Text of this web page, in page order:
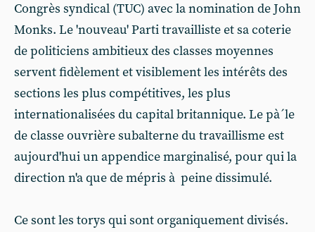
Congrès syndical (TUC) avec la nomination de John
Monks. Le 'nouveau' Parti travailliste et sa coterie
de politiciens ambitieux des classes moyennes
servent fidèlement et visiblement les intérêts des
sections les plus compétitives, les plus
internationalisées du capital britannique. Le pà´le
de classe ouvrière subalterne du travaillisme est
aujourd'hui un appendice marginalisé, pour qui la
direction n'a que de mépris à peine dissimulé.
Ce sont les torys qui sont organiquement divisés.